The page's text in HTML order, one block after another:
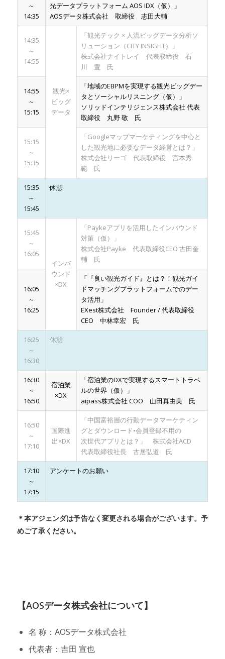
～
14:35
光データプラットフォーム AOS IDX（仮）」
AOSデータ株式会社 取締役 志田大輔
14:35
～
14:55
観光×
ビッグ
データ
「観光テック × 人流ビッグデータ分析ソ
リューション（CITY INSIGHT）」
株式会社ナイトレイ 代表取締役 石
川 豊 氏
14:55
～
15:15
「地域のEBPMを実現する観光ビッグデー
タとソーシャルリスニング（仮）」
ソリッドインテリジェンス株式会社 代表
取締役 丸野 敬 氏
15:15
～
15:35
「Googleマップマーケティングを中心と
した観光地に必要なデータ経営とは？」
株式会社リーゴ 代表取締役 宮本秀
範 氏
15:35
～
15:45
休憩
15:45
～
16:05
インバ
ウンド
×DX
「Paykeアプリを活用したインバウンド
対策（仮）」
株式会社Payke 代表取締役CEO 古田奎
輔 氏
16:05
～
16:25
「『良い観光ガイド』とは？！観光ガイ
ドマッチングプラットフォームでのデー
タ活用」
EXest株式会社 Founder / 代表取締役
CEO 中林幸宏 氏
16:25
～
16:30
休憩
16:30
～
16:50
宿泊業
×DX
「宿泊業のDXで実現するスマートトラベ
ルの世界（仮）」
aipass株式会社 COO 山田真由美 氏
16:50
～
17:10
国際進
出×DX
「中国富裕層の行動データマーケティン
グとダウンロード•会員登録不用の
次世代アプリとは？」 株式会社ACD
代表取締役社長 古居弘道 氏
17:10
～
17:15
アンケートのお願い
＊本アジェンダは予告なく変更される場合がございます。予
めご了承ください。
【AOSデータ株式会社について】
名 称：AOSデータ株式会社
代表者：吉田 宣也